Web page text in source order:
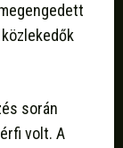
során
volt. A